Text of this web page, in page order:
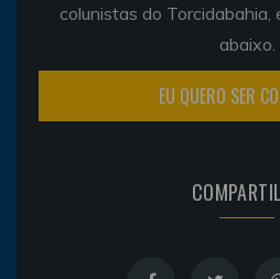
colunistas do
abaixo.
EU QUERO SER